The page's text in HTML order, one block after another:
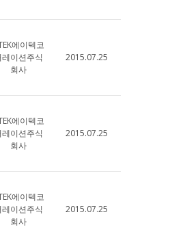
에이텍코
이션주식
회사
2015.07.25
에이텍코
이션주식
회사
2015.07.25
에이텍코
이션주식
회사
2015.07.25